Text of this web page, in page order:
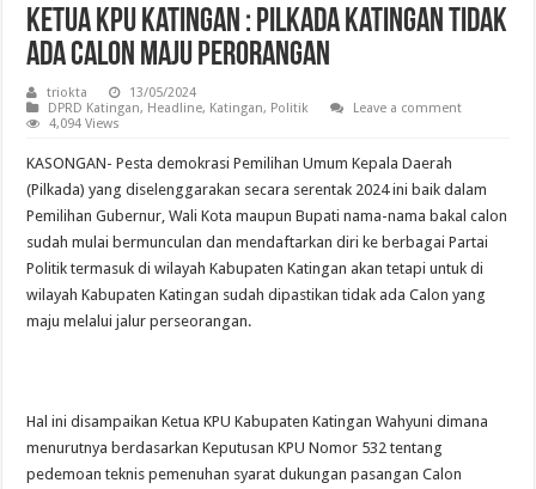
Ketua KPU Katingan : Pilkada Katingan Tidak
Ada Calon Maju Perorangan
triokta
13/05/2024
DPRD Katingan, Headline, Katingan, Politik
Leave a comment
4,094 Views
KASONGAN- Pesta demokrasi Pemilihan Umum Kepala Daerah
(Pilkada) yang diselenggarakan secara serentak 2024 ini baik dalam
Pemilihan Gubernur, Wali Kota maupun Bupati nama-nama bakal calon
sudah mulai bermunculan dan mendaftarkan diri ke berbagai Partai
Politik termasuk di wilayah Kabupaten Katingan akan tetapi untuk di
wilayah Kabupaten Katingan sudah dipastikan tidak ada Calon yang
maju melalui jalur perseorangan.
Hal ini disampaikan Ketua KPU Kabupaten Katingan Wahyuni dimana
menurutnya berdasarkan Keputusan KPU Nomor 532 tentang
pedemoan teknis pemenuhan syarat dukungan pasangan Calon